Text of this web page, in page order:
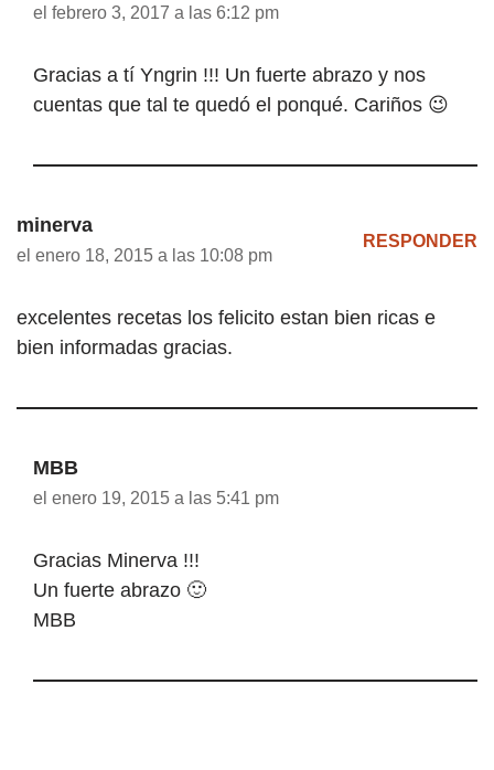
el febrero 3, 2017 a las 6:12 pm
Gracias a tí Yngrin !!! Un fuerte abrazo y nos
cuentas que tal te quedó el ponqué. Cariños 😉
minerva
el enero 18, 2015 a las 10:08 pm
RESPONDER
excelentes recetas los felicito estan bien ricas e
bien informadas gracias.
MBB
el enero 19, 2015 a las 5:41 pm
Gracias Minerva !!!
Un fuerte abrazo 🙂
MBB